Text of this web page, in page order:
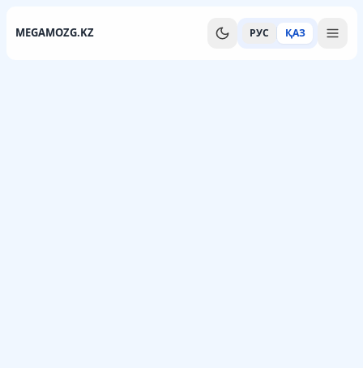
MEGAMOZG.KZ РУС ҚАЗ